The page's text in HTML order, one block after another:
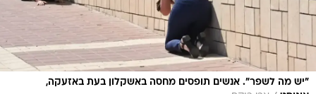
"יש מה לשפר". אנשים תופסים מחסה באשקלון בעת באזעקה,